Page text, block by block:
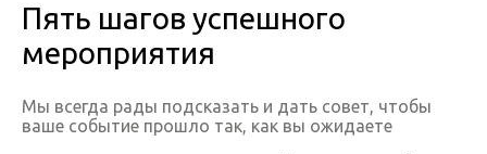
Пять шагов успешного
мероприятия
Мы всегда рады подсказать и дать совет, чтобы
ваше событие прошло так, как вы ожидаете